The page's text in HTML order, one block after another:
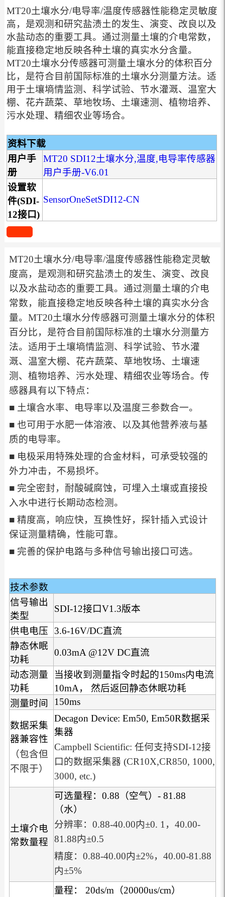
MT20土壤水分/电导率/温度传感器性能稳定灵敏度
高，是观测和研究盐渍土的发生、演变、改良以及
水盐动态的重要工具。通过测量土壤的介电常数，
能直接稳定地反映各种土壤的真实水分含量。
MT20土壤水分传感器可测量土壤水分的体积百分
比，是符合目前国际标准的土壤水分测量方法。适
用于土壤墒情监测、科学试验、节水灌溉、温室大
棚、花卉蔬菜、草地牧场、土壤速测、植物培养、
污水处理、精细农业等场合。
资料下载
用户手
册
MT20 SDI12土壤水分,温度,电导率传感器
用户手册-V6.01
设置软
件(SDI-
12接口)
SensorOneSetSDI12-CN
MT20土壤水分/电导率/温度传感器性能稳定灵敏
度高，是观测和研究盐渍土的发生、演变、改良
以及水盐动态的重要工具。通过测量土壤的介电
常数，能直接稳定地反映各种土壤的真实水分含
量。MT20土壤水分传感器可测量土壤水分的体积
百分比，是符合目前国际标准的土壤水分测量方
法。适用于土壤墒情监测、科学试验、节水灌
溉、温室大棚、花卉蔬菜、草地牧场、土壤速
测、植物培养、污水处理、精细农业等场合。传
感器具有以下特点：
■ 土壤含水率、电导率以及温度三参数合一。
■ 也可用于水肥一体溶液、以及其他营养液与基
质的电导率。
■ 电极采用特殊处理的合金材料，可承受较强的
外力冲击，不易损坏。
■ 完全密封，耐酸碱腐蚀，可埋入土壤或直接投
入水中进行长期动态检测。
■ 精度高，响应快，互换性好，探针插入式设计
保证测量精确，性能可靠。
■ 完善的保护电路与多种信号输出接口可选。
技术参数
信号输出
类型
SDI-12接口V1.3版本
供电电压
3.6-16V/DC直流
静态休眠
功耗
0.03mA @12V DC直流
动态测量
功耗
当接收到测量指令时起的150ms内电流
10mA， 然后返回静态休眠功耗
测量时间
150ms
数据采集
器兼容性
（包含但
不限于）
Decagon Device: Em50, Em50R数据采
集器
Campbell Scientific: 任何支持SDI-12接
口的数据采集器 (CR10X,CR850, 1000,
3000, etc.)
土壤介电
常数量程
可选量程：0.88（空气）- 81.88
（水）
分辨率：0.88-40.00内±0. 1，40.00-
81.88内±0.5
精度：0.88-40.00内±2%，40.00-81.88
内±5%
量程： 20ds/m（20000us/cm）